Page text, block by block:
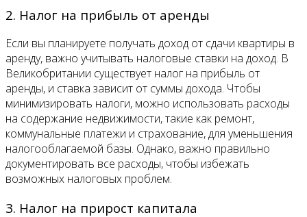
2. Налог на прибыль от аренды
Если вы планируете получать доход от сдачи квартиры в
аренду, важно учитывать налоговые ставки на доход. В
Великобритании существует налог на прибыль от
аренды, и ставка зависит от суммы дохода. Чтобы
минимизировать налоги, можно использовать расходы
на содержание недвижимости, такие как ремонт,
коммунальные платежи и страхование, для уменьшения
налогооблагаемой базы. Однако, важно правильно
документировать все расходы, чтобы избежать
возможных налоговых проблем.
3. Налог на прирост капитала